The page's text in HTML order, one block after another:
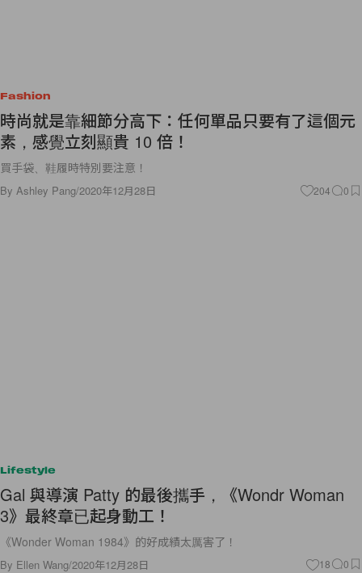
Fashion
時尚就是靠細節分高下：任何單品只要有了這個元
素，感覺立刻顯貴 10 倍！
買手袋、鞋履時特別要注意！
By Ashley Pang/2020年12月28日 204 0
Lifestyle
Gal 與導演 Patty 的最後攜手，《Wondr Woman
3》最終章已起身動工！
《Wonder Woman 1984》的好成績太厲害了！
By Ellen Wang/2020年12月28日 18 0